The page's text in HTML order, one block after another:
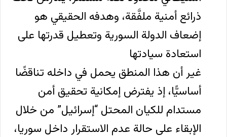
ذرائع أمنية ملفَّقة، وهدفه الحقيقي هو
إضعاف الدولة السورية وتعطيل قدرتها على
استعادة سيادتها
غير أن هذا المنطق يحمل في داخله تناقضًا
أساسيًّا، إذ يفترض إمكانية تحقيق أمن
مستدام للكيان المحتل “إسرائيل” من خلال
الإبقاء على حالة عدم الاستقرار داخل سوريا،